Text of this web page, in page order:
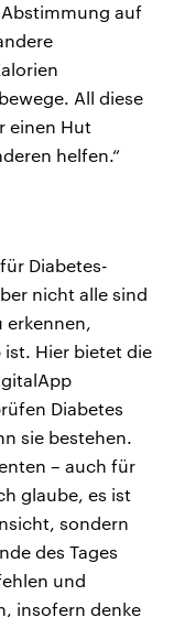
auf
All diese
einen Hut
helfen.“
Diabetes-
nicht alle sind
erkennen,
ist. Hier bietet die
Diabetes
sie bestehen.
– auch für
glaube, es ist
sondern
des Tages
und
insofern denke